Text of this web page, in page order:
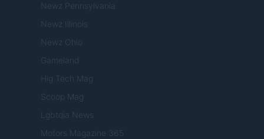
Newz Pennsylvania
Newz Illinois
Newz Ohio
Gameland
Hig Tech Mag
Scoop Mag
Lgbtqia News
Motors Magazine 365